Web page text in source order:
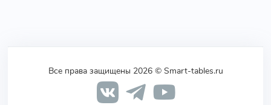
Все права защищены 2026 © Smart-tables.ru